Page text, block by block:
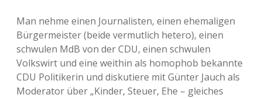
Man nehme einen Journalisten, einen ehemaligen
Bürgermeister (beide vermutlich hetero), einen
schwulen MdB von der CDU, einen schwulen
Volkswirt und eine weithin als homophob bekannte
CDU Politikerin und diskutiere mit Günter Jauch als
Moderator über „Kinder, Steuer, Ehe – gleiches